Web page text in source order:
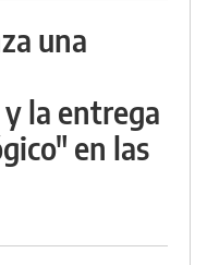
una
la entrega
en las